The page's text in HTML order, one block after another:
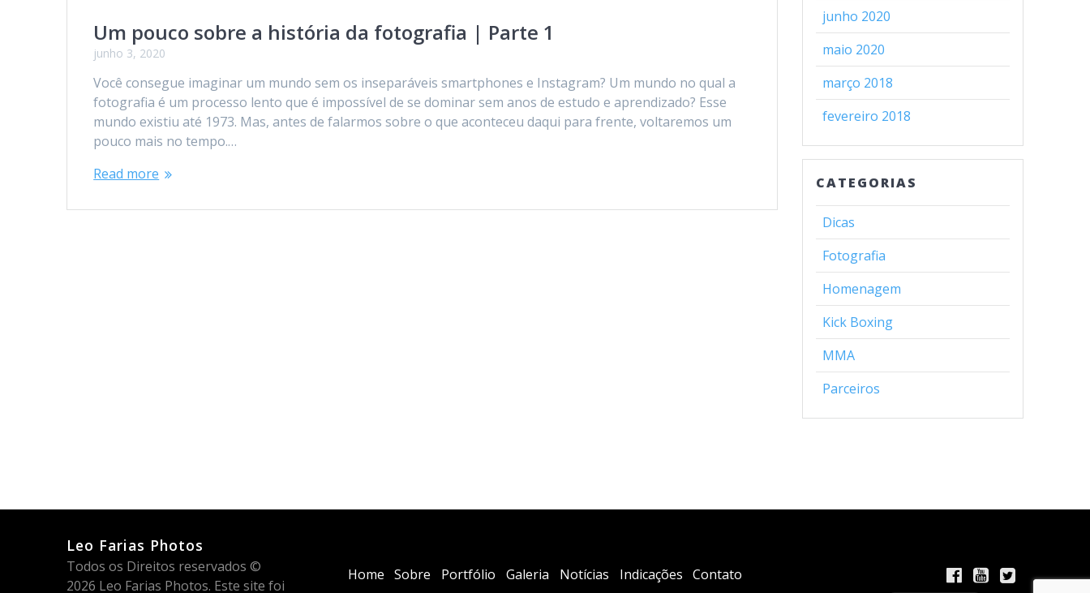
Um pouco sobre a história da fotografia | Parte 1
junho 3, 2020
Você consegue imaginar um mundo sem os inseparáveis smartphones e Instagram? Um mundo no qual a
fotografia é um processo lento que é impossível de se dominar sem anos de estudo e aprendizado? Esse
mundo existiu até 1973. Mas, antes de falarmos sobre o que aconteceu daqui para frente, voltaremos um
pouco mais no tempo.…
Read more
junho 2020
maio 2020
março 2018
fevereiro 2018
CATEGORIAS
Dicas
Fotografia
Homenagem
Kick Boxing
MMA
Parceiros
Leo Farias Photos
Todos os Direitos reservados ©
2026 Leo Farias Photos. Este site foi
Home Sobre Portfólio Galeria Notícias Indicações Contato